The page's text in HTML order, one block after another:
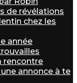
de révélations
chez les
année
rencontre
une annonce à te